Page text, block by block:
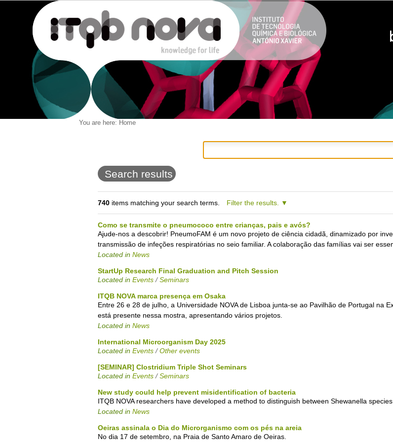
You are here: Home
Search results
740items matching your search terms. Filter the results.
Como se transmite o pneumococo entre crianças, pais e avós?
Ajude-nos a descobrir! PneumoFAM é um novo projeto de ciência cidadã, dinamizado por
transmissão de infeções respiratórias no seio familiar. A colaboração das famílias vai ser
Located in News
StartUp Research Final Graduation and Pitch Session
Located in Events /Seminars
ITQB NOVA marca presença em Osaka
Entre 26 e 28 de julho, a Universidade NOVA de Lisboa junta-se ao Pavilhão de Portugal na
está presente nessa mostra, apresentando vários projetos.
Located in News
International Microorganism Day 2025
Located in Events /Other events
[SEMINAR] Clostridium Triple Shot Seminars
Located in Events /Seminars
New study could help prevent misidentification of bacteria
ITQB NOVA researchers have developed a method to distinguish between Shewanella
Located in News
Oeiras assinala o Dia do Microrganismo com os pés na areia
No dia 17 de setembro, na Praia de Santo Amaro de Oeiras.